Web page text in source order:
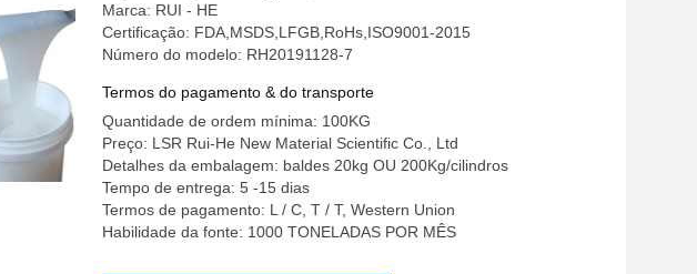
Marca: RUI - HE
Certificação: FDA,MSDS,LFGB,RoHs,ISO9001-2015
Número do modelo: RH20191128-7
Termos do pagamento & do transporte
Quantidade de ordem mínima: 100KG
Preço: LSR Rui-He New Material Scientific Co., Ltd
Detalhes da embalagem: baldes 20kg OU 200Kg/cilindros
Tempo de entrega: 5 -15 dias
Termos de pagamento: L / C, T / T, Western Union
Habilidade da fonte: 1000 TONELADAS POR MÊS